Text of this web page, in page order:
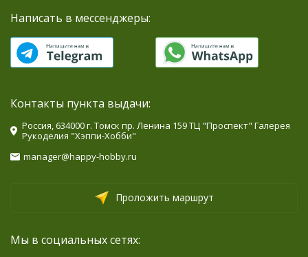
Написать в мессенджеры:
Контакты пункта выдачи:
Россия, 634000 г. Томск пр. Ленина 159 ТЦ "Проспект" Галерея
Рукоделия "Хэппи-Хобби"
manager@happy-hobby.ru
Проложить маршрут
Мы в социальных сетях: